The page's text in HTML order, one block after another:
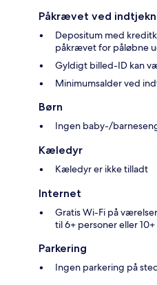
Påkrævet ved
Depositum med
påkrævet for påløbne
Gyldigt billed-ID kan
Minimumsalder ved
Børn
Ingen baby-/
Kæledyr
Kæledyr er ikke tilladt
Internet
Gratis Wi-Fi på
til 6+ personer eller
Parkering
Ingen parkering på